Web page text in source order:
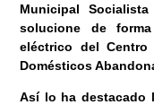
Municipal
solucione de
eléctrico del Centro
Domésticos
Así lo ha destacado